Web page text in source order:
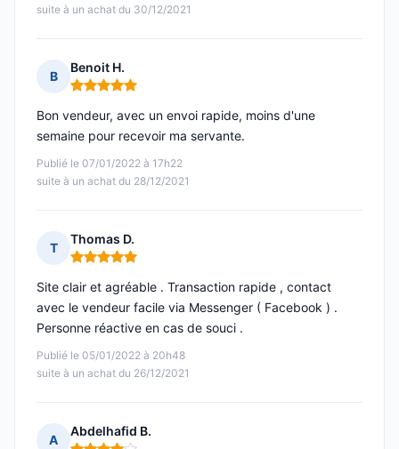
suite à un achat du 30/12/2021
B
Benoit H.
Note : 5 sur 5
Publié le 07/01/2022 à 17h22
suite à un achat du 28/12/2021
Bon vendeur, avec un envoi rapide, moins d'une
semaine pour recevoir ma servante.
T
Thomas D.
Note : 5 sur 5
Publié le 05/01/2022 à 20h48
suite à un achat du 26/12/2021
Site clair et agréable . Transaction rapide , contact
avec le vendeur facile via Messenger ( Facebook ) .
Personne réactive en cas de souci .
A
Abdelhafid B.